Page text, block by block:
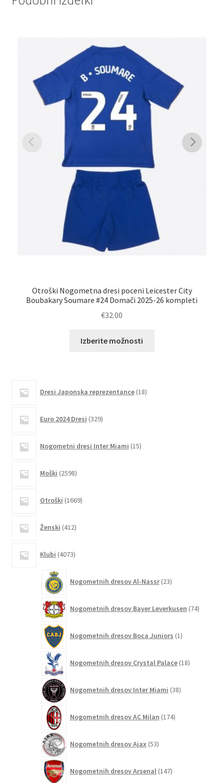
Otroški Nogometna dresi poceni Leicester City
Boubakary Soumare #24 Domači 2025-26 kompleti
€32.00
Izberite možnosti
Dresi Japonska reprezentance 18izdelkov
Euro 2024 Dresi 329izdelkov
Nogometni dresi Inter Miami 15izdelkov
Moški 2598izdelkov
Otroški 1669izdelkov
Ženski 412izdelkov
Klubi 4073izdelkov
Nogometnih dresov Al-Nassr 23izdelkov
Nogometnih dresov Bayer Leverkusen 74izdelkov
Nogometnih dresov Boca Juniors 1izdelek
Nogometnih dresov Crystal Palace 18izdelkov
Nogometnih dresov Inter Miami 38izdelkov
Nogometnih dresov AC Milan 174izdelkov
Nogometnih dresov Ajax 53izdelkov
Nogometnih dresov Arsenal 147izdelkov